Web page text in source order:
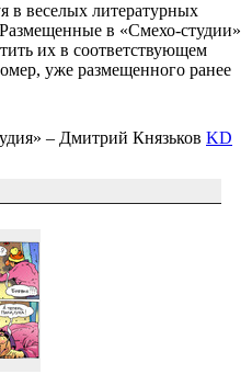
в веселых литературных
в «Смехо-студии»
их в соответствующем
уже размещенного ранее
– Дмитрий Князьков KD